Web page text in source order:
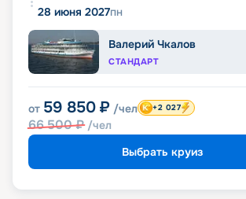
28 июня 2027пн
Валерий Чкалов
СТАНДАРТ
от 59 850 ₽ /чел
66 500₽ /чел
+2 027
Выбрать круиз